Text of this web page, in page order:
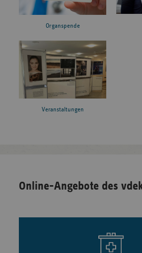
Organspende
Veranstaltungen
Online-Angebote des